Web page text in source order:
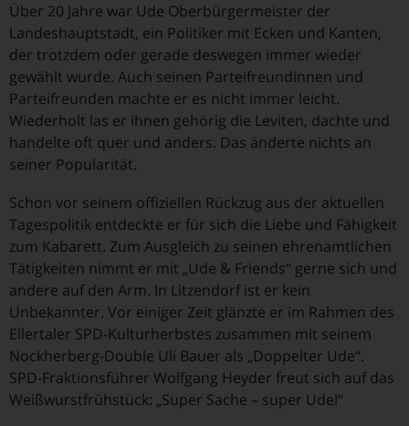
Über 20 Jahre war Ude Oberbürgermeister der
Landeshauptstadt, ein Politiker mit Ecken und Kanten,
der trotzdem oder gerade deswegen immer wieder
gewählt wurde. Auch seinen Parteifreundinnen und
Parteifreunden machte er es nicht immer leicht.
Wiederholt las er ihnen gehörig die Leviten, dachte und
handelte oft quer und anders. Das änderte nichts an
seiner Popularität.
Schon vor seinem offiziellen Rückzug aus der aktuellen
Tagespolitik entdeckte er für sich die Liebe und Fähigkeit
zum Kabarett. Zum Ausgleich zu seinen ehrenamtlichen
Tätigkeiten nimmt er mit „Ude & Friends“ gerne sich und
andere auf den Arm. In Litzendorf ist er kein
Unbekannter. Vor einiger Zeit glänzte er im Rahmen des
Ellertaler SPD-Kulturherbstes zusammen mit seinem
Nockherberg-Double Uli Bauer als „Doppelter Ude“.
SPD-Fraktionsführer Wolfgang Heyder freut sich auf das
Weißwurstfrühstück: „Super Sache – super Ude!“